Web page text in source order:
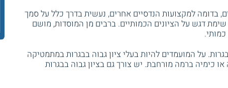
בדומה למקצועות הנדסיים אחרים, נעשית בדרך כלל על סמך
שימת דגש על הציונים הכמותיים. ברבים מן המוסדות, מושם
על המועמדים להיות בעלי ציון גבוה בבגרות במתמטיקה
או כימיה ברמה מורחבת. יש צורך גם בציון גבוה בבגרות